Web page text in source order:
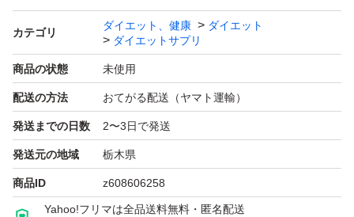
カテゴリ
ダイエット、健康
ダイエット
ダイエットサプリ
商品の状態 未使用
配送の方法 おてがる配送（ヤマト運輸）
発送までの日数 2〜3日で発送
発送元の地域 栃木県
商品ID z608606258
Yahoo!フリマは全品送料無料・匿名配送